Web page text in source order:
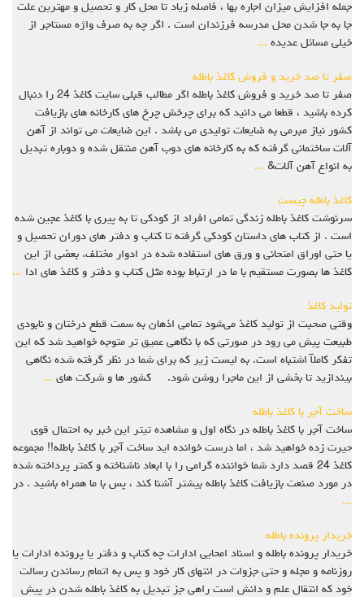
جمله افزایش میزان اجاره بها ، فاصله زیاد تا محل کار و تحصیل و مهترین علت
جا به جا شدن محل مدرسه فرزندان است . اگر چه به صرف واژه مستاجر از
خیلی مسائل عدیده ...
صفر تا صد خرید و فروش کاغذ باطله
صفر تا صد خرید و فروش کاغذ باطله اگر مطالب قبلی سایت کاغذ 24 را دنبال
کرده باشید ، قطعا می دانید که برای چرخش چرخ های کارخانه های بازیافت
کشور نیاز مبرمی به ضایعات تولیدی می باشد . این ضایعات می تواند از آهن
آلات ساختمانی گرفته که به کارخانه های دوب آهن منتقل شده و دوباره تبدیل
به انواع آهن آلات& ...
کاغذ باطله چیست
سرنوشت کاغذ باطله زندگی تمامی افراد از کودکی تا به پیری با کاغذ عجین شده
است . از کتاب های داستان کودکی گرفته تا کتاب و دفتر های دوران تحصیل و
یا حتی اوراق امتحانی و ورق های استفاده شده در ادوار مختلف. بعضی از این
کاغذ ها بصورت مستقیم با ما در ارتباط بوده مثل کتاب و دفتر و کاغذ های ادا ...
تولید کاغذ
وقتی صحبت از تولید کاغذ می‌شود تمامی اذهان به سمت قطع درختان و نابودی
طبیعت پیش می رود در صورتی که با نگاهی عمیق تر متوجه خواهید شد که این
تفکر کاملآ اشتباه است. به لیست زیر که برای شما در نظر گرفته شده نگاهی
بیندازید تا بخشی از این ماجرا روشن شود. کشور ها و شرکت های ...
ساخت آجر با کاغذ باطله
ساخت آجر با کاغذ باطله در نگاه اول و مشاهده تیتر این خبر به احتمال قوی
حیرت زده خواهید شد ، اما درست خوانده اید ساخت آجر با کاغذ باطله!! مجموعه
کاغذ 24 قصد دارد شما خواننده گرامی را با ابعاد ناشناخته و کمتر پرداخته شده
در مورد صنعت بازیافت کاغذ باطله بیشتر آشنا کند ، پس با ما همراه باشید . در
...
خریدار پرونده باطله
خریدار پرونده باطله و اسناد امحایی ادارات چه کتاب و دفتر یا پرونده ادارات یا
روزنامه و مجله و حتی جزوات در انتهای کار خود و پس به اتمام رساندن رسالت
خود که انتقال علم و دانش است راهی جز تبدیل به کاغذ باطله شدن در پیش